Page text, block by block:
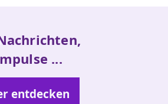
...
entdecken